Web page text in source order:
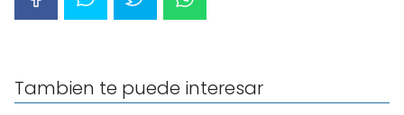
Tambien te puede interesar